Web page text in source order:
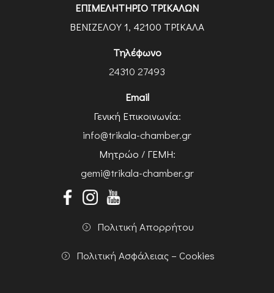
ΕΠΙΜΕΛΗΤΗΡΙΟ ΤΡΙΚΑΛΩΝ
ΒΕΝΙΖΕΛΟΥ 1, 42100 ΤΡΙΚΑΛΑ
Τηλέφωνο
24310 27493
Email
Γενική Επικοινωνία:
info@trikala-chamber.gr
Μητρώο / ΓΕΜΗ:
gemi@trikala-chamber.gr
Πολιτική Απορρήτου
Πολιτική Ασφάλειας – Cookies